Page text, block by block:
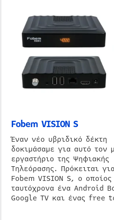
Fobem VISION S
Έναν νέο υβριδικό δέκτη
δοκιμάσαμε για αυτό τον
εργαστήριο της Ψηφιακής
Τηλεόρασης. Πρόκειται
Fobem VISION S, ο οποίος
ταυτόχρονα ένα Android
Google TV και ένας free